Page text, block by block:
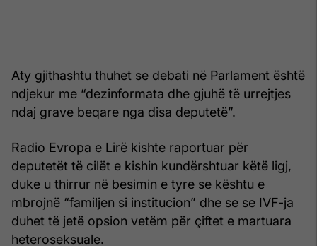
Aty gjithashtu thuhet se debati në Parlament është
ndjekur me “dezinformata dhe gjuhë të urrejtjes
ndaj grave beqare nga disa deputetë”.
Radio Evropa e Lirë kishte raportuar për
deputetët të cilët e kishin kundërshtuar këtë ligj,
duke u thirrur në besimin e tyre se kështu e
mbrojnë “familjen si institucion” dhe se se IVF-ja
duhet të jetë opsion vetëm për çiftet e martuara
heteroseksuale.